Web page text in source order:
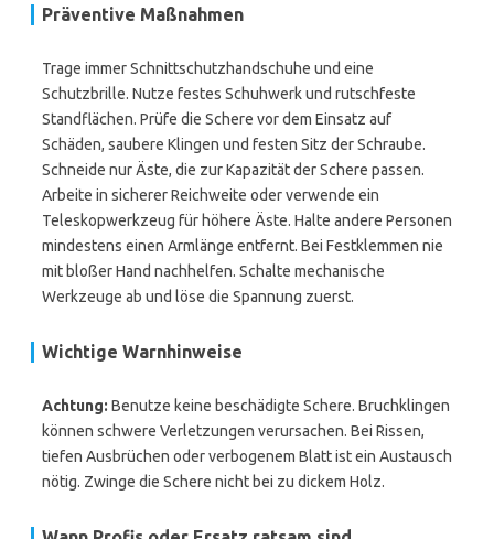
Präventive Maßnahmen
Trage immer Schnittschutzhandschuhe und eine
Schutzbrille. Nutze festes Schuhwerk und rutschfeste
Standflächen. Prüfe die Schere vor dem Einsatz auf
Schäden, saubere Klingen und festen Sitz der Schraube.
Schneide nur Äste, die zur Kapazität der Schere passen.
Arbeite in sicherer Reichweite oder verwende ein
Teleskopwerkzeug für höhere Äste. Halte andere Personen
mindestens einen Armlänge entfernt. Bei Festklemmen nie
mit bloßer Hand nachhelfen. Schalte mechanische
Werkzeuge ab und löse die Spannung zuerst.
Wichtige Warnhinweise
Achtung: Benutze keine beschädigte Schere. Bruchklingen
können schwere Verletzungen verursachen. Bei Rissen,
tiefen Ausbrüchen oder verbogenem Blatt ist ein Austausch
nötig. Zwinge die Schere nicht bei zu dickem Holz.